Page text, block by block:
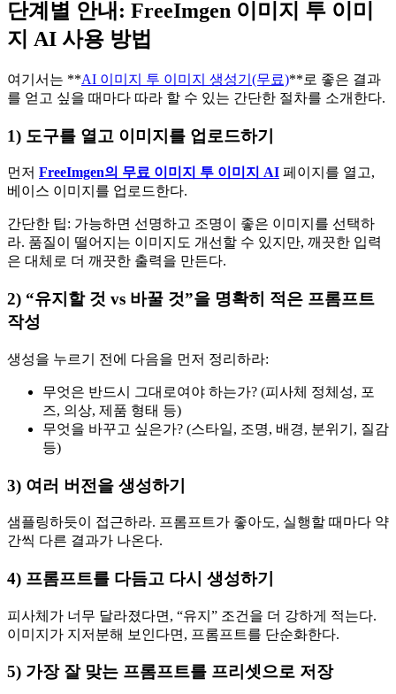
단계별 안내: FreeImgen 이미지 투 이미
지 AI 사용 방법
여기서는 **AI 이미지 투 이미지 생성기(무료)**로 좋은 결과
를 얻고 싶을 때마다 따라 할 수 있는 간단한 절차를 소개한다.
1) 도구를 열고 이미지를 업로드하기
먼저 FreeImgen의 무료 이미지 투 이미지 AI 페이지를 열고,
베이스 이미지를 업로드한다.
간단한 팁: 가능하면 선명하고 조명이 좋은 이미지를 선택하
라. 품질이 떨어지는 이미지도 개선할 수 있지만, 깨끗한 입력
은 대체로 더 깨끗한 출력을 만든다.
2) “유지할 것 vs 바꿀 것”을 명확히 적은 프롬프트
작성
생성을 누르기 전에 다음을 먼저 정리하라:
무엇은 반드시 그대로여야 하는가? (피사체 정체성, 포
즈, 의상, 제품 형태 등)
무엇을 바꾸고 싶은가? (스타일, 조명, 배경, 분위기, 질감
등)
3) 여러 버전을 생성하기
샘플링하듯이 접근하라. 프롬프트가 좋아도, 실행할 때마다 약
간씩 다른 결과가 나온다.
4) 프롬프트를 다듬고 다시 생성하기
피사체가 너무 달라졌다면, “유지” 조건을 더 강하게 적는다.
이미지가 지저분해 보인다면, 프롬프트를 단순화한다.
5) 가장 잘 맞는 프롬프트를 프리셋으로 저장